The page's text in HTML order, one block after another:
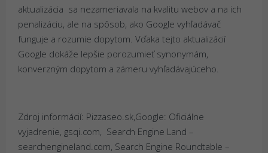
aktualizácia sa nezameriavala na kvalitu webov a na ich
penalizáciu, ale na spôsob, ako Google vyhľadávač
funguje a rozumie dopytom. Vďaka tejto aktualizácií
Google dokáže lepšie porozumieť synonymám,
konverzným dopytom a zámeru vyhľadávajúceho.
Zdroj informácií: Pizzaseo.sk,Google: Oficiálne
vyjadrenie, gsqi.com, Search Engine Land –
searchengineland.com, Search Engine Roundtable –